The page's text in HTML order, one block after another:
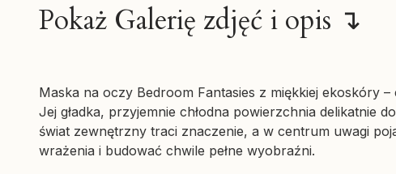
Pokaż Galerię zdjęć i opis ↴
Maska na oczy Bedroom Fantasies z miękkiej ekoskóry
Jej gładka, przyjemnie chłodna powierzchnia delikatnie
świat zewnętrzny traci znaczenie, a w centrum uwagi
wrażenia i budować chwile pełne wyobraźni.